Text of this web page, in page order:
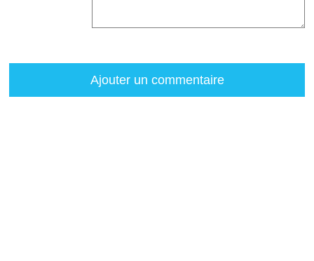
Ajouter un commentaire